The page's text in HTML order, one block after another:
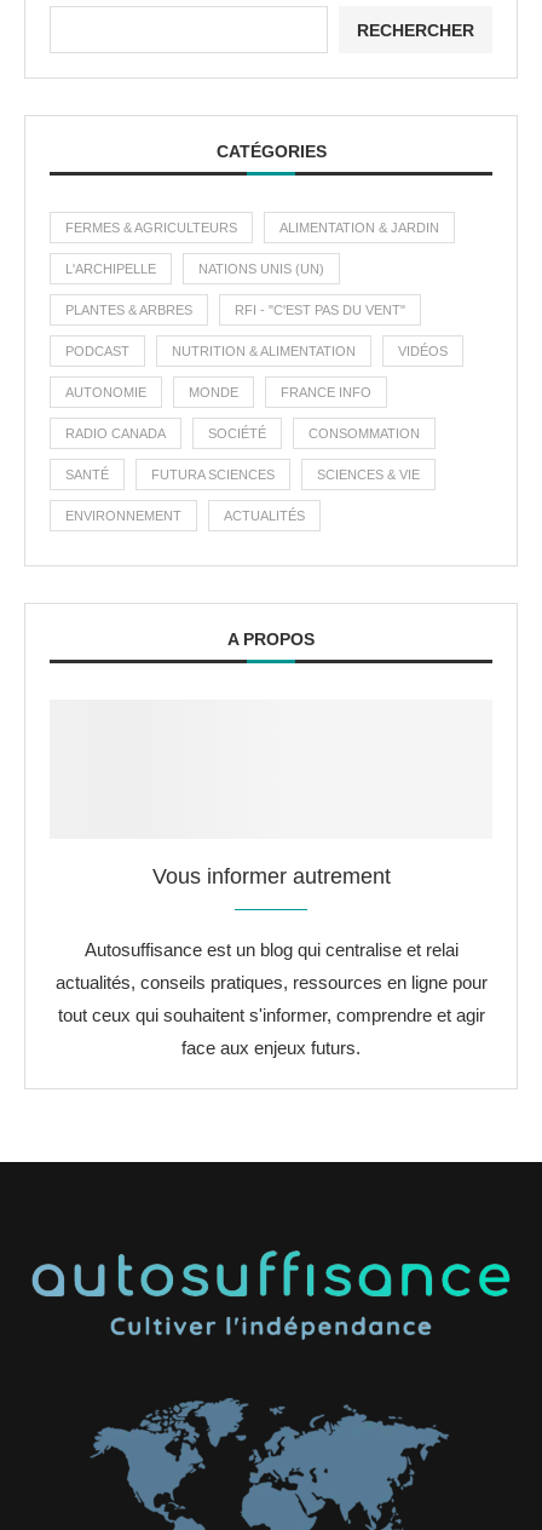
RECHERCHER
CATÉGORIES
FERMES & AGRICULTEURS ALIMENTATION & JARDIN
L'ARCHIPELLE NATIONS UNIS (UN)
PLANTES & ARBRES RFI - "C'EST PAS DU VENT"
PODCAST NUTRITION & ALIMENTATION VIDÉOS
AUTONOMIE MONDE FRANCE INFO
RADIO CANADA SOCIÉTÉ CONSOMMATION
SANTÉ FUTURA SCIENCES SCIENCES & VIE
ENVIRONNEMENT ACTUALITÉS
A PROPOS
Vous informer autrement
Autosuffisance est un blog qui centralise et relai
actualités, conseils pratiques, ressources en ligne pour
tout ceux qui souhaitent s'informer, comprendre et agir
face aux enjeux futurs.